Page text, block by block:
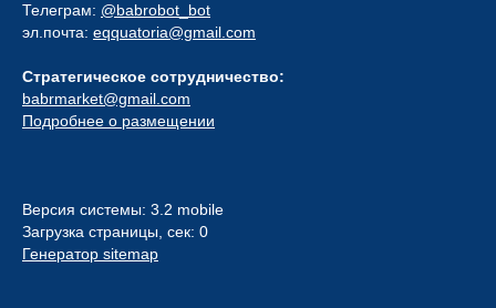
Телеграм: @babrobot_bot
эл.почта: eqquatoria@gmail.com
Стратегическое сотрудничество:
babrmarket@gmail.com
Подробнее о размещении
Версия системы: 3.2 mobile
Загрузка страницы, сек: 0
Генератор sitemap